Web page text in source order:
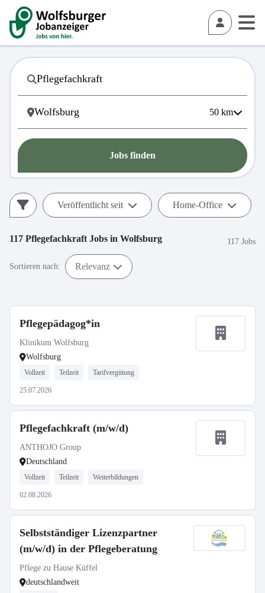
50 km
Jobs finden
Veröffentlicht seit Home-Office
117 Pflegefachkraft Jobs in Wolfsburg 117 Jobs
Sortieren nach: Relevanz
Pflegepädagog*in
Klinikum Wolfsburg
Wolfsburg
Vollzeit Teilzeit Tarifvergütung
25.07.2026
Pflegefachkraft (m/w/d)
ANTHOJO Group
Deutschland
Vollzeit Teilzeit Weiterbildungen
02.08.2026
Selbstständiger Lizenzpartner
(m/w/d) in der Pflegeberatung
Pflege zu Hause Küffel
deutschlandweit